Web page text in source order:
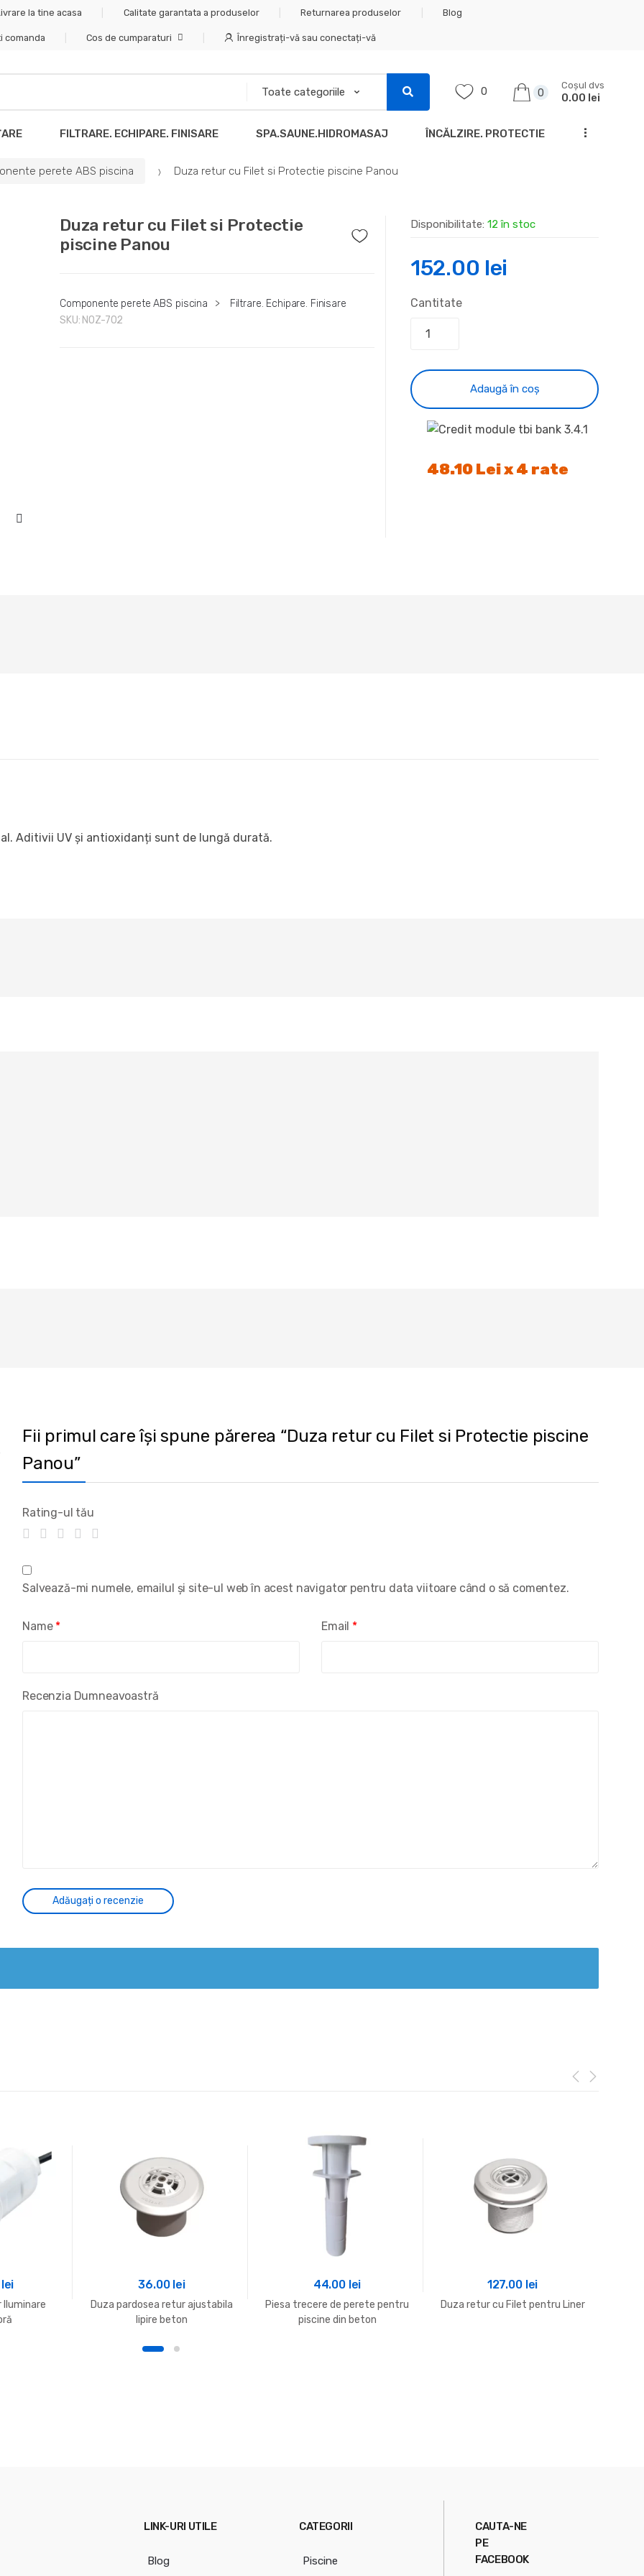
la tine acasa Calitate garantata a produselor Returnarea produselor Blog
comanda Cos de cumparaturi Înregistrați-vă sau conectați-vă
0 0
Coșul dvs
0.00 lei
FILTRARE. ECHIPARE. FINISARE SPA.SAUNE.HIDROMASAJ ÎNCĂLZIRE. PROTECTIE ...
perete ABS piscina Duza retur cu Filet si Protectie piscine Panou
Duza retur cu Filet si Protectie
piscine Panou
Componente perete ABS piscina >
Filtrare. Echipare. Finisare
SKU: NOZ-702
Disponibilitate: 12 în stoc
152.00 lei
Cantitate
Adaugă în coș
48.10 Lei x 4 rate
Aditivii UV și antioxidanți sunt de lungă durată.
Fii primul care își spune părerea “Duza retur cu Filet si Protectie piscine
Panou”
Rating-ul tău
Recenzia Dumneavoastră
Name * Email *
Salvează-mi numele, emailul și site-ul web în acest navigator pentru data viitoare când o să comentez.
lei
Iluminare
36.00 lei
Duza pardosea retur ajustabila
lipire beton
44.00 lei
Piesa trecere de perete pentru
piscine din beton
127.00 lei
Duza retur cu Filet pentru Liner
LINK-URI UTILE
Blog
CATEGORII
Piscine
CAUTA-NE
PE
FACEBOOK